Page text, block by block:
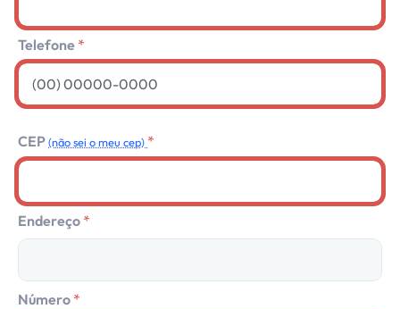
Telefone
CEP(não sei o meu cep)
Endereço
Número